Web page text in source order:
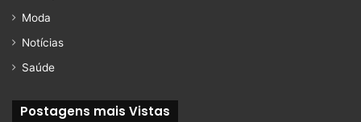
Moda
Notícias
Saúde
Postagens mais Vistas